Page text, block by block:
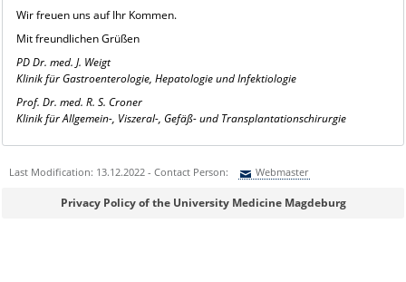
Wir freuen uns auf Ihr Kommen.
Mit freundlichen Grüßen
PD Dr. med. J. Weigt
Klinik für Gastroenterologie, Hepatologie und Infektiologie
Prof. Dr. med. R. S. Croner
Klinik für Allgemein-, Viszeral-, Gefäß- und Transplantationschirurgie
Last Modification: 13.12.2022 - Contact Person: Webmaster
Sie können eine Nachricht versenden an:Webmaster
Privacy Policy of the University Medicine Magdeburg